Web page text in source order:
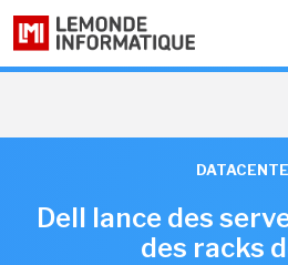
Dell lance des
des racks